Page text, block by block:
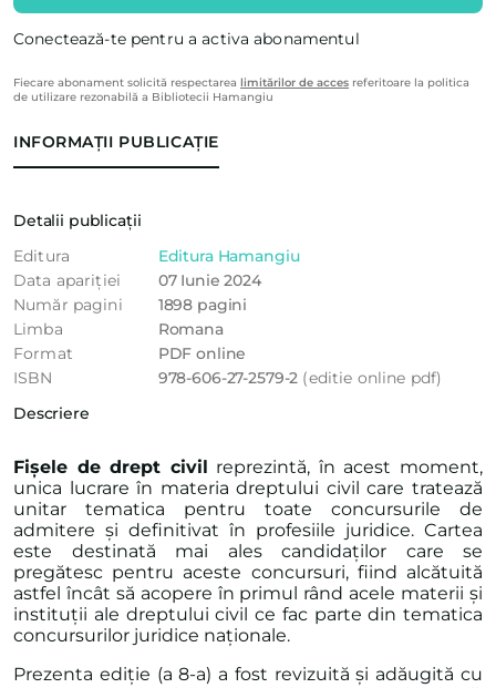
INFORMAȚII PUBLICAȚIE
Detalii publicații
Editura
Editura Hamangiu
Data apariției
07 Iunie 2024
Număr pagini
1898 pagini
Limba
Romana
Format
PDF online
ISBN
978-606-27-2579-2 (editie online pdf)
Descriere
Fișele de drept civil reprezintă, în acest moment,
unica lucrare în materia dreptului civil care tratează
unitar tematica pentru toate concursurile de
admitere și definitivat în profesiile juridice. Cartea
este destinată mai ales candidaților care se
pregătesc pentru aceste concursuri, fiind alcătuită
astfel încât să acopere în primul rând acele materii și
instituții ale dreptului civil ce fac parte din tematica
concursurilor juridice naționale.
Prezenta ediție (a 8-a) a fost revizuită și adăugită cu
Conectează-te pentru a activa abonamentul
Fiecare abonament solicită respectarea limitărilor de acces referitoare la politica
de utilizare rezonabilă a Bibliotecii Hamangiu